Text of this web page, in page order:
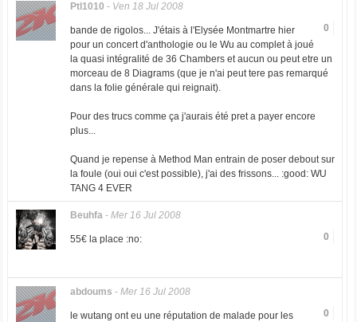
Ptl1010 - Ven 18 Jul 2008
0
bande de rigolos... J'étais à l'Elysée Montmartre hier
pour un concert d'anthologie ou le Wu au complet à joué
la quasi intégralité de 36 Chambers et aucun ou peut etre un
morceau de 8 Diagrams (que je n'ai peut tere pas remarqué
dans la folie générale qui reignait).
Pour des trucs comme ça j'aurais été pret a payer encore
plus...
Quand je repense à Method Man entrain de poser debout sur
la foule (oui oui c'est possible), j'ai des frissons... :good: WU
TANG 4 EVER
Beuhfa- Mer 16 Jul 2008
0
55€ la place :no:
abdoums - Mer 16 Jul 2008
0
le wutang ont eu une réputation de malade pour les